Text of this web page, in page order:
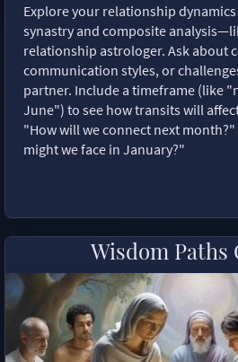
Explore your relationship
synastry and composite
relationship astrologer. Ask about
communication styles, or
partner. Include a timeframe (like
June") to see how transits will
"How will we connect next
might we face in January?"
Wisdom Paths